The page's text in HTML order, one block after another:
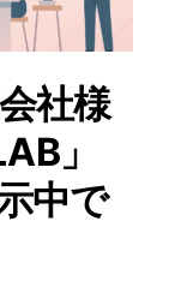
社様
」
中で